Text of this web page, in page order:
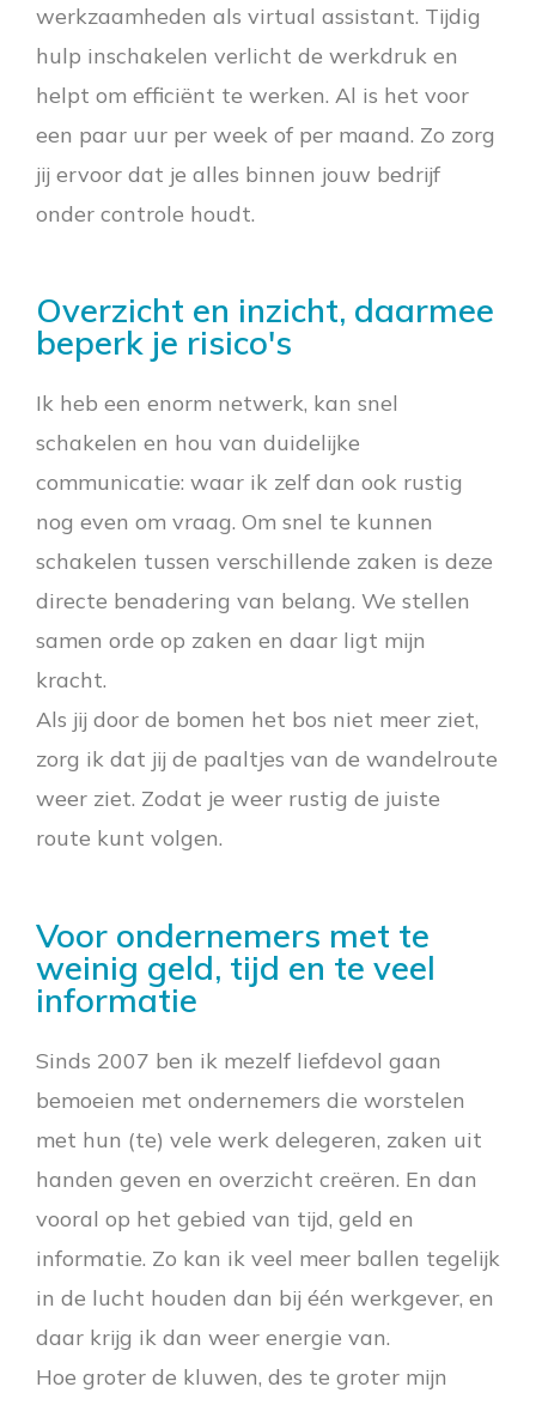
werkzaamheden als virtual assistant. Tijdig
hulp inschakelen verlicht de werkdruk en
helpt om efficiënt te werken. Al is het voor
een paar uur per week of per maand. Zo zorg
jij ervoor dat je alles binnen jouw bedrijf
onder controle houdt.
Overzicht en inzicht, daarmee
beperk je risico's
Ik heb een enorm netwerk, kan snel
schakelen en hou van duidelijke
communicatie: waar ik zelf dan ook rustig
nog even om vraag. Om snel te kunnen
schakelen tussen verschillende zaken is deze
directe benadering van belang. We stellen
samen orde op zaken en daar ligt mijn
kracht.
Als jij door de bomen het bos niet meer ziet,
zorg ik dat jij de paaltjes van de wandelroute
weer ziet. Zodat je weer rustig de juiste
route kunt volgen.
Voor ondernemers met te
weinig geld, tijd en te veel
informatie
Sinds 2007 ben ik mezelf liefdevol gaan
bemoeien met ondernemers die worstelen
met hun (te) vele werk delegeren, zaken uit
handen geven en overzicht creëren. En dan
vooral op het gebied van tijd, geld en
informatie. Zo kan ik veel meer ballen tegelijk
in de lucht houden dan bij één werkgever, en
daar krijg ik dan weer energie van.
Hoe groter de kluwen, des te groter mijn